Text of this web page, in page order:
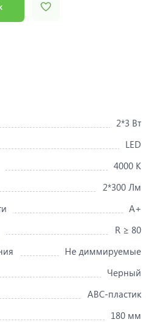
2*3 Вт
LED
4000 K
2*300 Лм
A+
R ≥ 80
Не диммируемые
Черный
ABC-пластик
180 мм